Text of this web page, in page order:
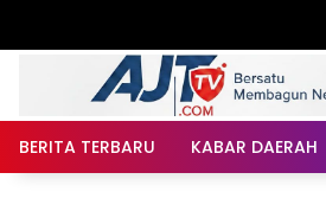
BERITA TERBARU KABAR DAERAH